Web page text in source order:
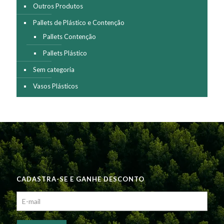
Outros Produtos
Pallets de Plástico e Contenção
Pallets Contenção
Pallets Plástico
Sem categoria
Vasos Plásticos
CADASTRA-SE E GANHE DESCONTO